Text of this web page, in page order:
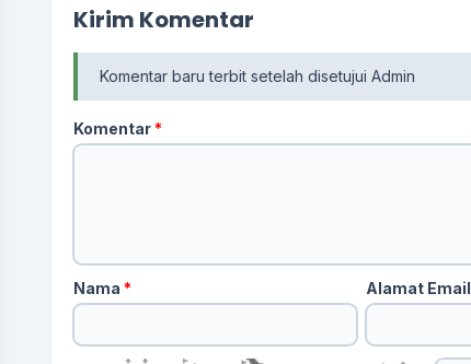
Kirim Komentar
Komentar baru terbit setelah disetujui Admin
Komentar*
Nama * Alamat Email